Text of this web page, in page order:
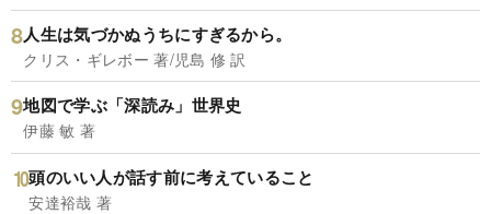
人生は気づかぬうちにすぎるから。
クリス・ギレボー 著/児島 修 訳
地図で学ぶ「深読み」世界史
伊藤 敏 著
頭のいい人が話す前に考えていること
安達裕哉 著